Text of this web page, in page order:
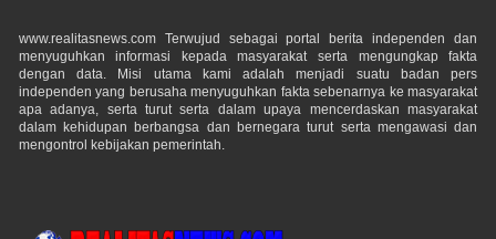
www.realitasnews.com Terwujud sebagai portal berita independen dan
menyuguhkan informasi kepada masyarakat serta mengungkap fakta
dengan data. Misi utama kami adalah menjadi suatu badan pers
independen yang berusaha menyuguhkan fakta sebenarnya ke masyarakat
apa adanya, serta turut serta dalam upaya mencerdaskan masyarakat
dalam kehidupan berbangsa dan bernegara turut serta mengawasi dan
mengontrol kebijakan pemerintah.